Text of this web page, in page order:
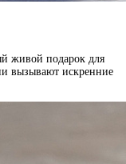
живой подарок для
вызывают искренние